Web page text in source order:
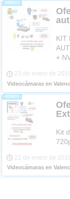
-VENDO-
KIT
+
23 de enero de
Videocámaras en
-VENDO-
Kit
22 de enero de
Videocámaras en